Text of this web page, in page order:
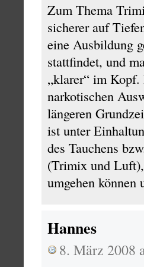
Zum Thema
sicherer auf
eine Ausbildung
stattfindet, und
„klarer“ im
narkotischen
längeren
ist unter
des Tauchens
(Trimix und Luft),
umgehen können
Hannes
8. März 2008